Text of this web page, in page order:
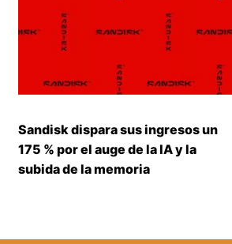
Sandisk dispara sus ingresos un
175 % por el auge de la IA y la
subida de la memoria